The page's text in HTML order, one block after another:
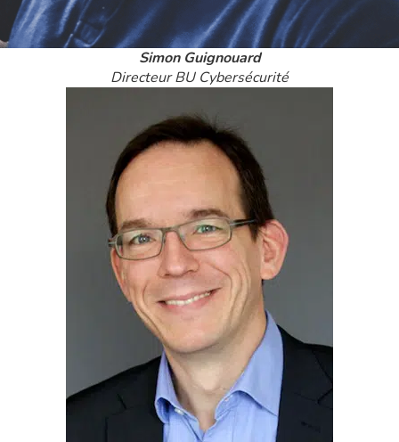
Simon Guignouard
Directeur BU Cybersécurité